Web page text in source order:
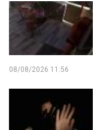
08/08/2026 11:56